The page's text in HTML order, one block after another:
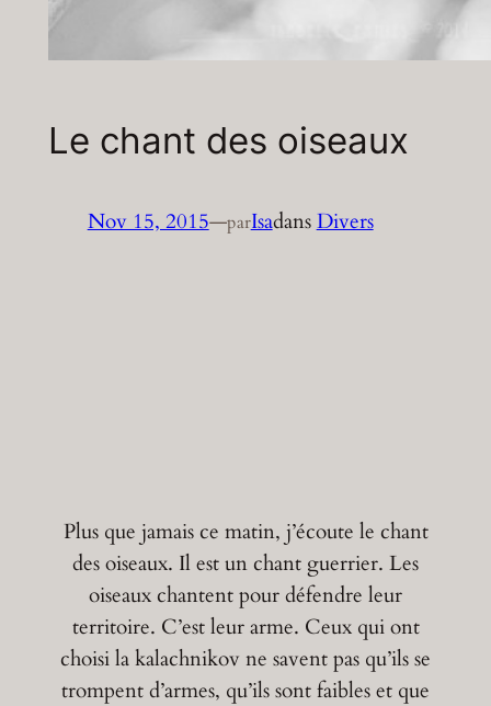
Le chant des oiseaux
Nov 15, 2015—parIsadansDivers
Plus que jamais ce matin, j’écoute le chant
des oiseaux. Il est un chant guerrier. Les
oiseaux chantent pour défendre leur
territoire. C’est leur arme. Ceux qui ont
choisi la kalachnikov ne savent pas qu’ils se
trompent d’armes, qu’ils sont faibles et que